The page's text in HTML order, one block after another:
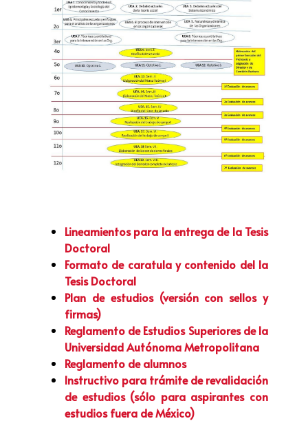
Lineamientos para la entrega de la Tesis
Doctoral
Formato de caratula y contenido del la
Tesis Doctoral
Plan de estudios (versión con sellos y
firmas)
Reglamento de Estudios Superiores de la
Universidad Autónoma Metropolitana
Reglamento de alumnos
Instructivo para trámite de revalidación
de estudios (sólo para aspirantes con
estudios fuera de México)